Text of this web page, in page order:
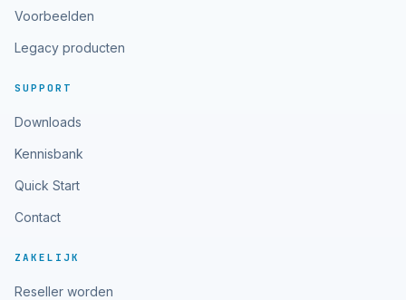
Voorbeelden
Legacy producten
SUPPORT
Downloads
Kennisbank
Quick Start
Contact
ZAKELIJK
Reseller worden